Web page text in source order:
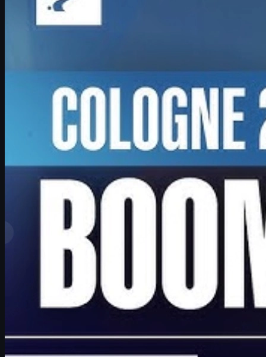
의 복귀 스토리, 젊은 팀과의 도전, 그리고 CS2 커리어와 스킨 문
제작: David William
최고 순위